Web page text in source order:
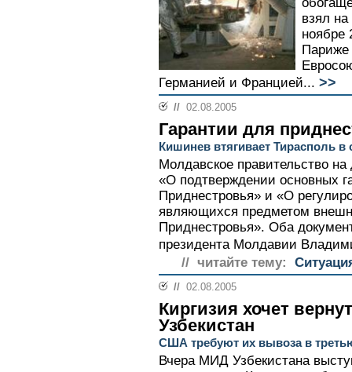
взял на
ноябре
Париже
Германией и Францией... >>
// 02.08.2005
Гарантии для
Кишинев втягивает Тирасполь в
Молдавское правительство
«О подтверждении основных
Приднестровья» и «О
являющихся предметом
Приднестровья». Оба
президента Молдавии
// читайте тему:
// 02.08.2005
Киргизия хочет
Узбекистан
США требуют их вывоза в
Вчера МИД Узбекистана